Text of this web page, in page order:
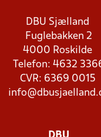
DBU Sjælland
Fuglebakken 2
4000 Roskilde
Telefon: 4632
CVR: 6369 0015